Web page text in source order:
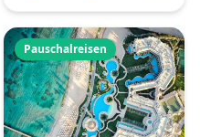
Pauschalreisen